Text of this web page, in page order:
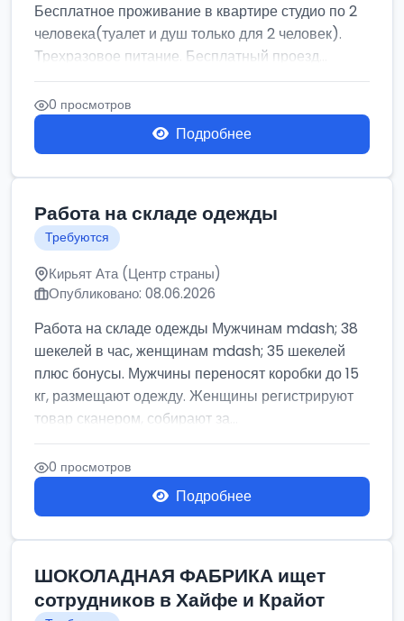
Бесплатное проживание в квартире студио по 2
человека(туалет и душ только для 2 человек).
Трехразовое питание. Бесплатный проезд...
0 просмотров
Подробнее
Работа на складе одежды
Требуются
Кирьят Ата (Центр страны)
Опубликовано: 08.06.2026
Работа на складе одежды Мужчинам mdash; 38
шекелей в час, женщинам mdash; 35 шекелей
плюс бонусы. Мужчины переносят коробки до 15
кг, размещают одежду. Женщины регистрируют
товар сканером, собирают за...
0 просмотров
Подробнее
ШОКОЛАДНАЯ ФАБРИКА ищет
сотрудников в Хайфе и Крайот